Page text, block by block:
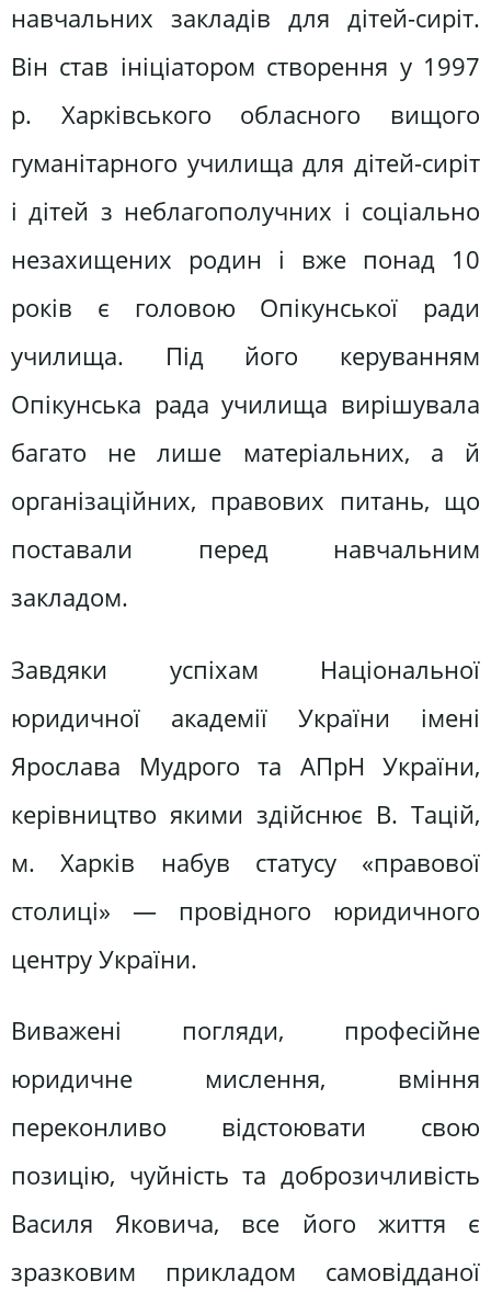
навчальних закладів для дітей-сиріт.
Він став ініціатором створення у 1997
р. Харківського обласного вищого
гуманітарного училища для дітей-сиріт
і дітей з неблагополучних і соціально
незахищених родин і вже понад 10
років є головою Опікунської ради
училища. Під його керуванням
Опікунська рада училища вирішувала
багато не лише матеріальних, а й
організаційних, правових питань, що
поставали перед навчальним
закладом.
Завдяки успіхам Національної
юридичної академії України імені
Ярослава Мудрого та АПрН України,
керівництво якими здійснює В. Тацій,
м. Харків набув статусу «правової
столиці» — провідного юридичного
центру України.
Виважені погляди, професійне
юридичне мислення, вміння
переконливо відстоювати свою
позицію, чуйність та доброзичливість
Василя Яковича, все його життя є
зразковим прикладом самовідданої